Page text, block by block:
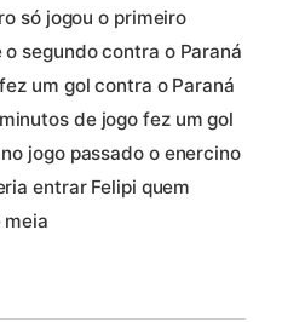
só jogou o primeiro
segundo contra o Paraná
um gol contra o Paraná
de jogo fez um gol
jogo passado o enercino
entrar Felipi quem
meia